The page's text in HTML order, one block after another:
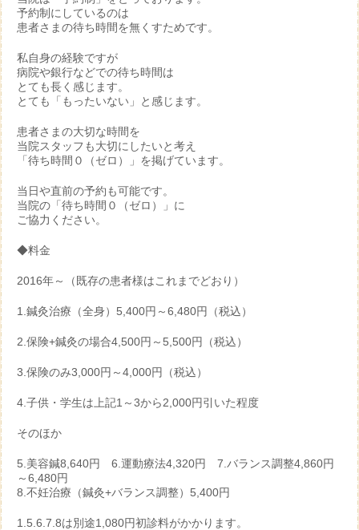
予約制にしているのは
患者さまの待ち時間を無くすためです。
私自身の経験ですが
病院や銀行などでの待ち時間は
とても長く感じます。
とても「もったいない」と感じます。
患者さまの大切な時間を
当院スタッフも大切にしたいと考え
「待ち時間０（ゼロ）」を掲げています。
当日や直前の予約も可能です。
当院の「待ち時間０（ゼロ）」に
ご協力ください。
◆料金
2016年～（既存の患者様はこれまでどおり）
1.鍼灸治療（全身）5,400円～6,480円（税込）
2.保険+鍼灸の場合4,500円～5,500円（税込）
3.保険のみ3,000円～4,000円（税込）
4.子供・学生は上記1～3から2,000円引いた程度
そのほか
5.美容鍼8,640円 6.運動療法4,320円 7.バランス調整4,860円
～6,480円
8.不妊治療（鍼灸+バランス調整）5,400円
1.5.6.7.8は別途1,080円初診料がかかります。